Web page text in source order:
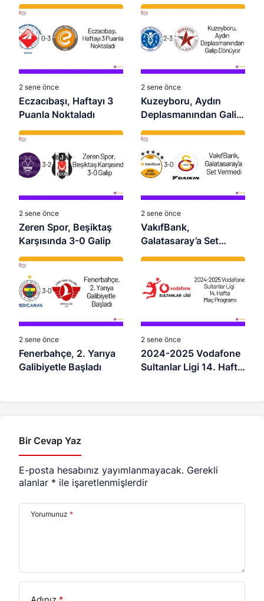
2 sene önce
Eczacıbaşı, Haftayı 3
Puanla Noktaladı
2 sene önce
Kuzeyboru, Aydın
Deplasmanından Galip
Dönüyor
2 sene önce
Zeren Spor, Beşiktaş
Karşısında 3-0 Galip
2 sene önce
VakıfBank,
Galatasaray’a Set
Vermedi
2 sene önce
Fenerbahçe, 2. Yarıya
Galibiyetle Başladı
2 sene önce
2024-2025 Vodafone
Sultanlar Ligi 14. Hafta
Bir Cevap Yaz
E-posta hesabınız yayımlanmayacak. Gerekli
alanlar * ile işaretlenmişlerdir
Yorumunuz *